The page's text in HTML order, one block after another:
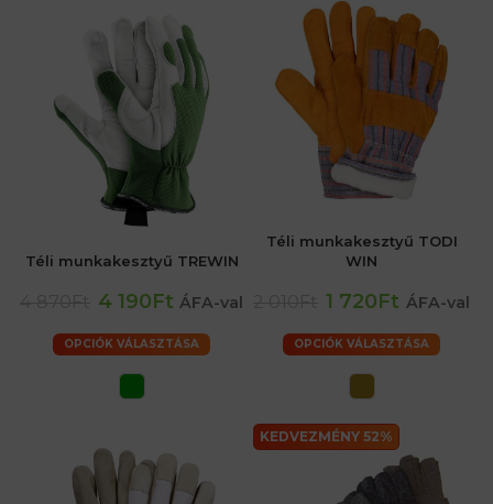
Téli munkakesztyű TREWIN
4 190Ft ÁFA-val
OPCIÓK VÁLASZTÁSA
Téli munkakesztyű TODI
WIN
1 720Ft ÁFA-val
OPCIÓK VÁLASZTÁSA
KEDVEZMÉNY 52%